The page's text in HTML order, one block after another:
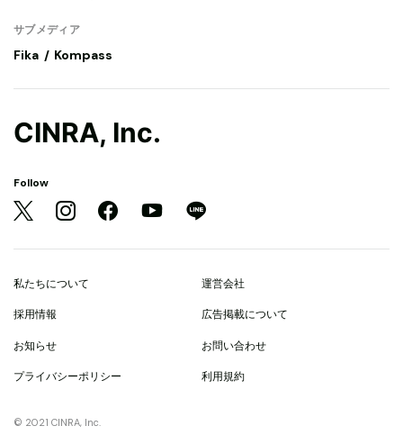
サブメディア
Fika Kompass
CINRA, Inc.
Follow
私たちについて 運営会社
採用情報 広告掲載について
お知らせ お問い合わせ
プライバシーポリシー 利用規約
© 2021 CINRA, Inc.